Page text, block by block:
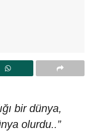
bir dünya,
olurdu..”